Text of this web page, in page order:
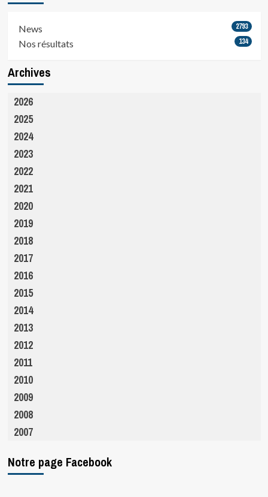
News 2793
Nos résultats 134
Archives
2026
2025
2024
2023
2022
2021
2020
2019
2018
2017
2016
2015
2014
2013
2012
2011
2010
2009
2008
2007
Notre page Facebook